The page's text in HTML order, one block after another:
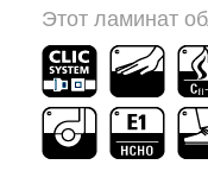
Этот ламинат